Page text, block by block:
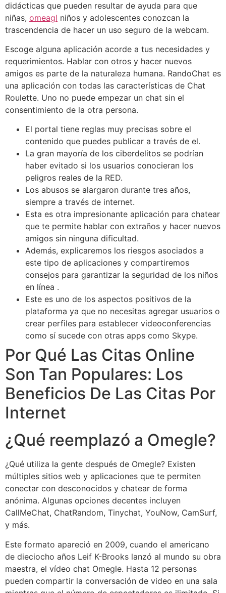
didácticas que pueden resultar de ayuda para que
niñas, omeagl niños y adolescentes conozcan la
trascendencia de hacer un uso seguro de la webcam.
Escoge alguna aplicación acorde a tus necesidades y
requerimientos. Hablar con otros y hacer nuevos
amigos es parte de la naturaleza humana. RandoChat es
una aplicación con todas las características de Chat
Roulette. Uno no puede empezar un chat sin el
consentimiento de la otra persona.
El portal tiene reglas muy precisas sobre el
contenido que puedes publicar a través de el.
La gran mayoría de los ciberdelitos se podrían
haber evitado si los usuarios conocieran los
peligros reales de la RED.
Los abusos se alargaron durante tres años,
siempre a través de internet.
Esta es otra impresionante aplicación para chatear
que te permite hablar con extraños y hacer nuevos
amigos sin ninguna dificultad.
Además, explicaremos los riesgos asociados a
este tipo de aplicaciones y compartiremos
consejos para garantizar la seguridad de los niños
en línea .
Este es uno de los aspectos positivos de la
plataforma ya que no necesitas agregar usuarios o
crear perfiles para establecer videoconferencias
como sí sucede con otras apps como Skype.
Por Qué Las Citas Online
Son Tan Populares: Los
Beneficios De Las Citas Por
Internet
¿Qué reemplazó a Omegle?
¿Qué utiliza la gente después de Omegle? Existen
múltiples sitios web y aplicaciones que te permiten
conectar con desconocidos y chatear de forma
anónima. Algunas opciones decentes incluyen
CallMeChat, ChatRandom, Tinychat, YouNow, CamSurf,
y más.
Este formato apareció en 2009, cuando el americano
de dieciocho años Leif K-Brooks lanzó al mundo su obra
maestra, el vídeo chat Omegle. Hasta 12 personas
pueden compartir la conversación de video en una sala